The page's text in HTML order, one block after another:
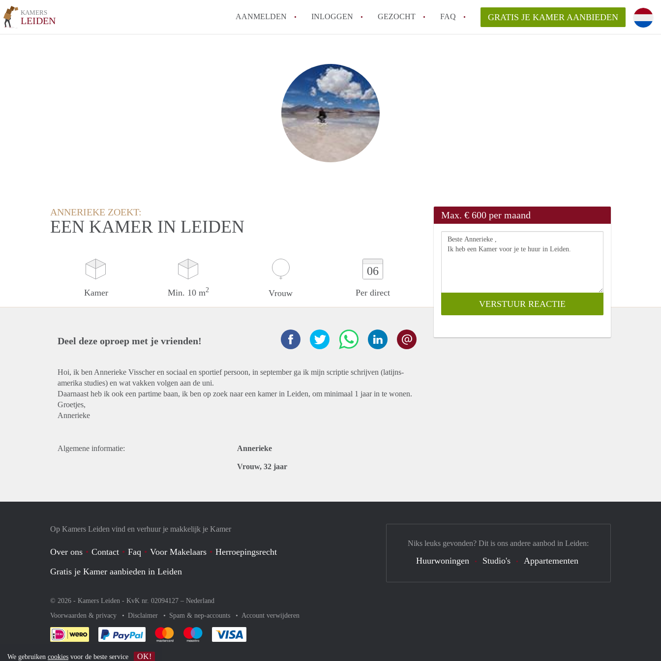
KAMERS
LEIDEN AANMELDEN INLOGGEN GEZOCHT FAQ
Wat is KamersLeiden?
Wat is de privacyverklaring van KamersLeiden?
Berekent KamersLeiden makelaarsvergoeding/bemiddelingsvergoeding?
Alle veelgestelde vragen
GRATIS JE KAMER AANBIEDEN
ANNERIEKE ZOEKT:
EEN KAMER IN LEIDEN
Kamer Min. 10 m2 Vrouw
06
Per direct
Max. € 600 per maand
Deel deze oproep met je vrienden!
Hoi, ik ben Annerieke Visscher en sociaal en sportief persoon, in september ga ik mijn scriptie schrijven (latijns-
amerika studies) en wat vakken volgen aan de uni.
Daarnaast heb ik ook een partime baan, ik ben op zoek naar een kamer in Leiden, om minimaal 1 jaar in te wonen.
Groetjes,
Annerieke
Algemene informatie: Annerieke
Vrouw, 32 jaar
Op Kamers Leiden vind en verhuur je makkelijk je Kamer
Over ons Contact Faq Voor Makelaars
Herroepingsrecht
Gratis je Kamer aanbieden in Leiden
© 2026 - Kamers Leiden - KvK nr. 02094127 – Nederland
Voorwaarden & privacy
Disclaimer Spam & nep-accounts Account verwijderen
Je rekent gemakkelijk af met Paypal
Je rekent gemakkelijk af met Mastercard
Je rekent gemakkelijk af met Meastro
Niks leuks gevonden? Dit is ons andere aanbod in Leiden:
Huurwoningen Studio's Appartementen
We gebruiken cookies voor de beste service OK!